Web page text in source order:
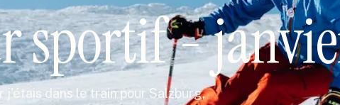
sportif -
j'étais dans le train pour Salzburg,